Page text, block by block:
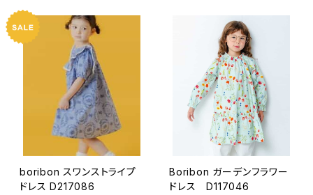
boribon スワンストライプ
ドレス D217086
Boribon ガーデンフラワー
ドレス D117046